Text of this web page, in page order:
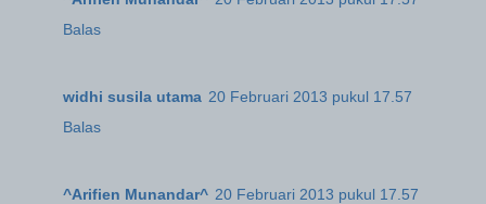
Balas
widhi susila utama 20 Februari 2013 pukul 17.57
Balas
^Arifien Munandar^ 20 Februari 2013 pukul 17.57